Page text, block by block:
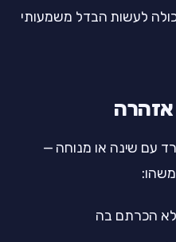
כל 3-4 שעות יכולה לעשות הבדל משמעותי
אזהרה
עם שינה או מנוחה —
לא הכרתם בה